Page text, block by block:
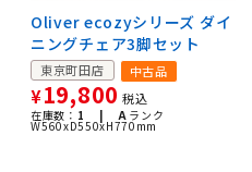
Oliver ecozyシリーズ ダイ
ニングチェア3脚セット
東京町田店 中古品
¥19,800 税込
在庫数： 1 | Aランク
W560xD550xH770mm